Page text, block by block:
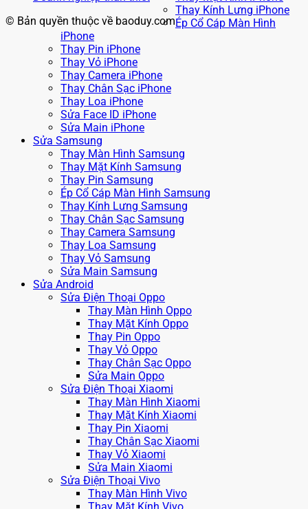
© Bản quyền thuộc về baoduy.com
Thay Kính Lưng iPhone
Ép Cổ Cáp Màn Hình
iPhone
Thay Pin iPhone
Thay Vỏ iPhone
Thay Camera iPhone
Thay Chân Sạc iPhone
Thay Loa iPhone
Sửa Face ID iPhone
Sửa Main iPhone
Sửa Samsung
Thay Màn Hình Samsung
Thay Mặt Kính Samsung
Thay Pin Samsung
Ép Cổ Cáp Màn Hình Samsung
Thay Kính Lưng Samsung
Thay Chân Sạc Samsung
Thay Camera Samsung
Thay Loa Samsung
Thay Vỏ Samsung
Sửa Main Samsung
Sửa Android
Sửa Điện Thoại Oppo
Thay Màn Hình Oppo
Thay Mặt Kính Oppo
Thay Pin Oppo
Thay Vỏ Oppo
Thay Chân Sạc Oppo
Sửa Main Oppo
Sửa Điện Thoại Xiaomi
Thay Màn Hình Xiaomi
Thay Mặt Kính Xiaomi
Thay Pin Xiaomi
Thay Chân Sạc Xiaomi
Thay Vỏ Xiaomi
Sửa Main Xiaomi
Sửa Điện Thoại Vivo
Thay Màn Hình Vivo